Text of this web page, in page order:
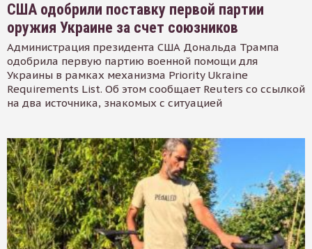
США одобрили поставку первой партии
оружия Украине за счет союзников
Администрация президента США Дональда Трампа
одобрила первую партию военной помощи для
Украины в рамках механизма Priority Ukraine
Requirements List. Об этом сообщает Reuters со ссылкой
на два источника, знакомых с ситуацией